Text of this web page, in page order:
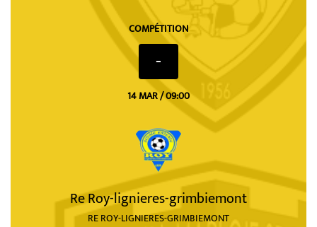
COMPÉTITION
-
14 MAR / 09:00
Re Roy-lignieres-grimbiemont
RE ROY-LIGNIERES-GRIMBIEMONT